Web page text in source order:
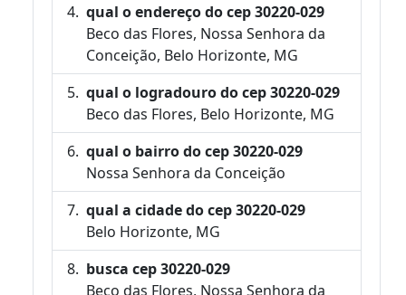
qual o endereço do cep 30220-029
Beco das Flores, Nossa Senhora da
Conceição, Belo Horizonte, MG
qual o logradouro do cep 30220-029
Beco das Flores, Belo Horizonte, MG
qual o bairro do cep 30220-029
Nossa Senhora da Conceição
qual a cidade do cep 30220-029
Belo Horizonte, MG
busca cep 30220-029
Beco das Flores, Nossa Senhora da